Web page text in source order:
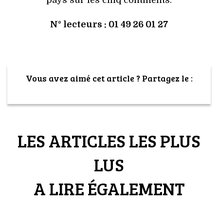
N° lecteurs : 01 49 26 01 27
Vous avez aimé cet article ? Partagez le :
LES ARTICLES LES PLUS
LUS
A LIRE ÉGALEMENT